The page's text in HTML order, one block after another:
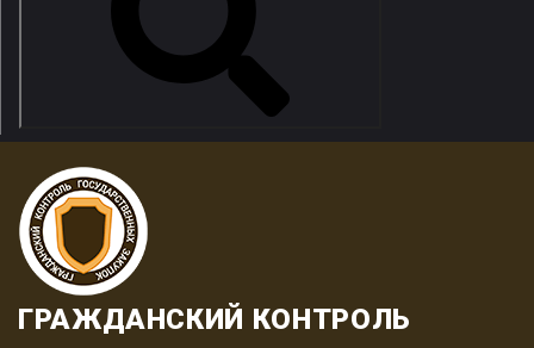
ГРАЖДАНСКИЙ КОНТРОЛЬ